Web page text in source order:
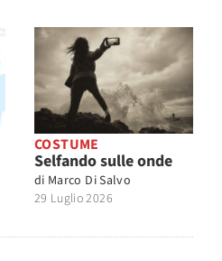
COSTUME
Selfando sulle onde
di Marco Di Salvo
29 Luglio 2026